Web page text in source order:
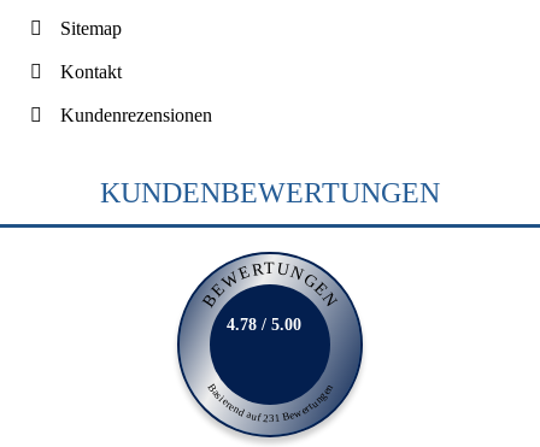
Sitemap
Kontakt
Kundenrezensionen
KUNDENBEWERTUNGEN
BEWERTUNGEN
Basierend auf 231 Bewertungen
4.78 / 5.00